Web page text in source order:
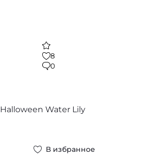
8
0
Halloween Water Lily
В избранное